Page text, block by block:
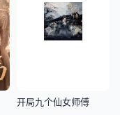
开局九个仙女师傅